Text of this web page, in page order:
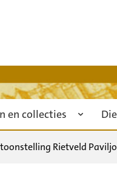
en collecties
Rietveld